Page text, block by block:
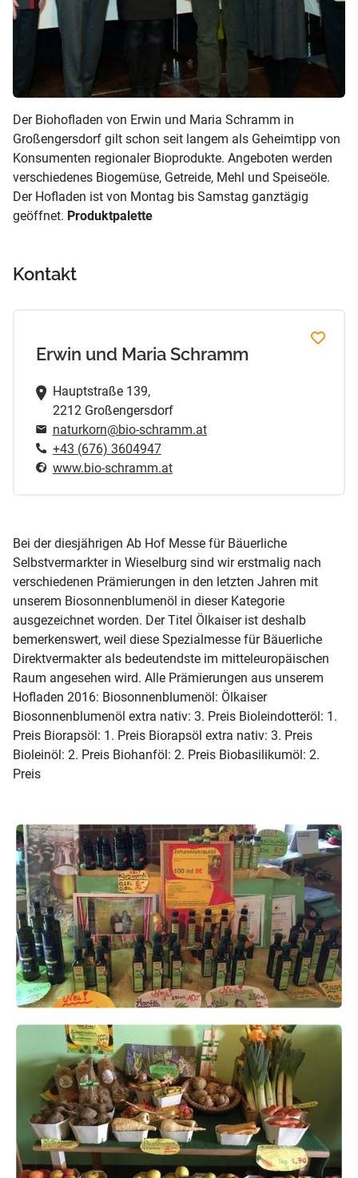
Der Biohofladen von Erwin und Maria Schramm in
Großengersdorf gilt schon seit langem als Geheimtipp von
Konsumenten regionaler Bioprodukte. Angeboten werden
verschiedenes Biogemüse, Getreide, Mehl und Speiseöle.
Der Hofladen ist von Montag bis Samstag ganztägig
geöffnet. Produktpalette
Kontakt
Erwin und Maria Schramm
Hauptstraße 139,
2212 Großengersdorf
naturkorn@bio-schramm.at
+43 (676) 3604947
www.bio-schramm.at
Bei der diesjährigen Ab Hof Messe für Bäuerliche
Selbstvermarkter in Wieselburg sind wir erstmalig nach
verschiedenen Prämierungen in den letzten Jahren mit
unserem Biosonnenblumenöl in dieser Kategorie
ausgezeichnet worden. Der Titel Ölkaiser ist deshalb
bemerkenswert, weil diese Spezialmesse für Bäuerliche
Direktvermakter als bedeutendste im mitteleuropäischen
Raum angesehen wird. Alle Prämierungen aus unserem
Hofladen 2016: Biosonnenblumenöl: Ölkaiser
Biosonnenblumenöl extra nativ: 3. Preis Bioleindotteröl: 1.
Preis Biorapsöl: 1. Preis Biorapsöl extra nativ: 3. Preis
Bioleinöl: 2. Preis Biohanföl: 2. Preis Biobasilikumöl: 2.
Preis